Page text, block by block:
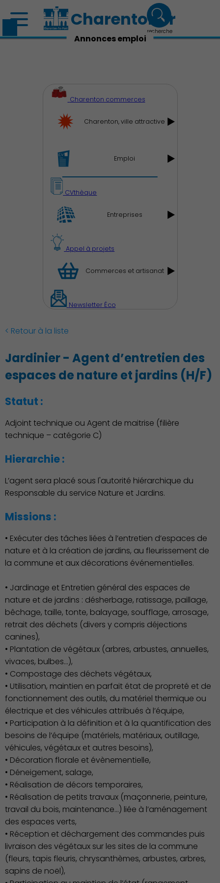
Famille
Charenton.fr
recherche
Annonces emploi
Charenton commerces
Charenton, ville attractive
Emploi
CVthèque
Entreprises
Appel à projets
Commerces et artisanat
Newsletter Éco
< Retour à la liste
Jardinier - Agent d’entretien des
espaces de nature et jardins (H/F)
Statut :
Adjoint technique ou Agent de maitrise (filière
technique – catégorie C)
Hierarchie :
L’agent sera placé sous l'autorité hiérarchique du
Responsable du service Nature et Jardins.
Missions :
• Exécuter des tâches liées à l’entretien d’espaces de
nature et à la création de jardins, au fleurissement de
la commune et aux décorations événementielles.
• Jardinage et Entretien général des espaces de
nature et de jardins : désherbage, ratissage, paillage,
bêchage, taille, tonte, balayage, soufflage, arrosage,
retrait des déchets (divers y compris déjections
canines),
• Plantation de végétaux (arbres, arbustes, annuelles,
vivaces, bulbes…),
• Compostage des déchets végétaux,
• Utilisation, maintien en parfait état de propreté et de
fonctionnement des outils, du matériel thermique ou
électrique et des véhicules attribués à l’équipe,
• Participation à la définition et à la quantification des
besoins de l’équipe (matériels, matériaux, outillage,
véhicules, végétaux et autres besoins),
• Décoration florale et évènementielle,
• Déneigement, salage,
• Réalisation de décors temporaires,
• Réalisation de petits travaux (maçonnerie, peinture,
travail du bois, maintenance…) liée à l’aménagement
des espaces verts,
• Réception et déchargement des commandes puis
livraison des végétaux sur les sites de la commune
(fleurs, tapis fleuris, chrysanthèmes, arbustes, arbres,
sapins de noël),